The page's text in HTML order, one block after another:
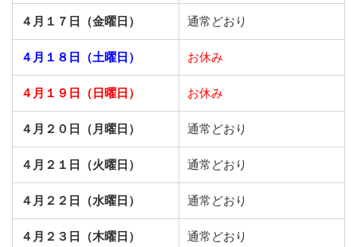
４月１７日（金曜日） 通常どおり
４月１８日（土曜日） お休み
４月１９日（日曜日） お休み
４月２０日（月曜日） 通常どおり
４月２１日（火曜日） 通常どおり
４月２２日（水曜日） 通常どおり
４月２３日（木曜日） 通常どおり